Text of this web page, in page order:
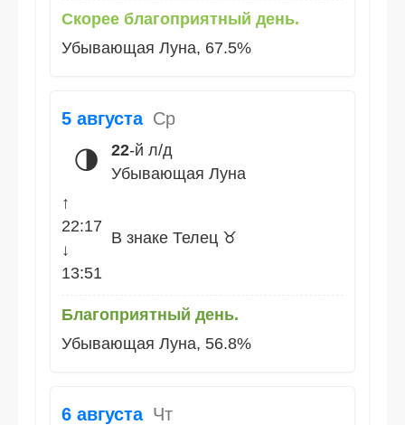
Скорее благоприятный день.
Убывающая Луна, 67.5%
5 августа Ср
🌗 22-й л/д
Убывающая Луна
↑
22:17
↓
13:51
В знаке Телец ♉
Благоприятный день.
Убывающая Луна, 56.8%
6 августа Чт